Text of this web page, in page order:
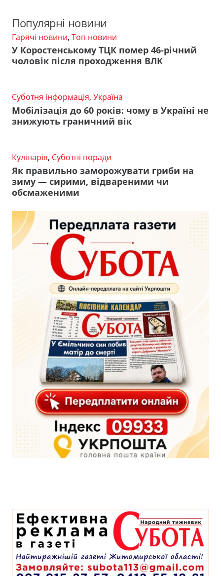
Популярні новини
Гарячі новини, Топ новини
У Коростенському ТЦК помер 46-річний
чоловік після проходження ВЛК
Суботня інформація, Україна
Мобілізація до 60 років: чому в Україні не
знижують граничний вік
Кулінарія, Суботні поради
Як правильно заморожувати гриби на
зиму — сирими, відвареними чи
обсмаженими